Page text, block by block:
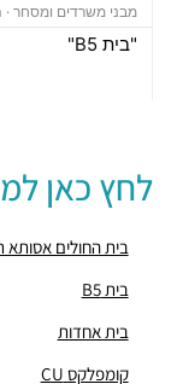
מבני משרדים ומסחר ·
"בית B5"
מבני משרדים ומסחר ·
מבני משרדים ומסחר ·
מבני משרדים ומסחר ·
"בית ולנברג 6"
לחץ כאן
בית החולים אסותא
בית B5
בית אחדות
קומפלקס CU